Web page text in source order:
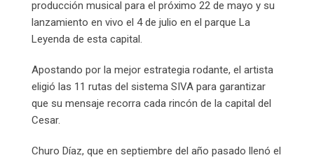
producción musical para el próximo 22 de mayo y su
lanzamiento en vivo el 4 de julio en el parque La
Leyenda de esta capital.
Apostando por la mejor estrategia rodante, el artista
eligió las 11 rutas del sistema SIVA para garantizar
que su mensaje recorra cada rincón de la capital del
Cesar.
Churo Díaz, que en septiembre del año pasado llenó el